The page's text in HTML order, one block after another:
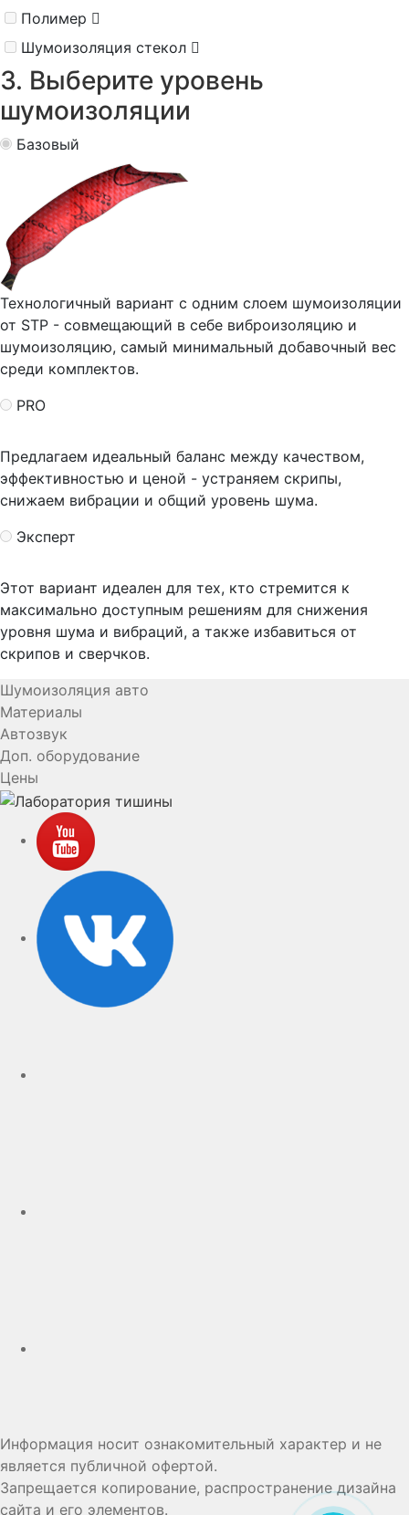
Полимер
Шумоизоляция стекол
3. Выберите уровень
шумоизоляции
Базовый
Технологичный вариант с одним слоем шумоизоляции
от STP - совмещающий в себе виброизоляцию и
шумоизоляцию, самый минимальный добавочный вес
среди комплектов.
PRO
Предлагаем идеальный баланс между качеством,
эффективностью и ценой - устраняем скрипы,
снижаем вибрации и общий уровень шума.
Эксперт
Этот вариант идеален для тех, кто стремится к
максимально доступным решениям для снижения
уровня шума и вибраций, а также избавиться от
скрипов и сверчков.
Шумоизоляция авто
Материалы
Автозвук
Доп. оборудование
Цены
Информация носит ознакомительный характер и не
является публичной офертой.
Запрещается копирование, распространение дизайна
сайта и его элементов.